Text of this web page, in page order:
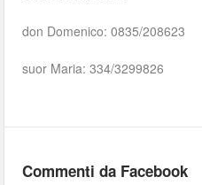
don Domenico: 0835/208623
suor Maria: 334/3299826
Commenti da Facebook